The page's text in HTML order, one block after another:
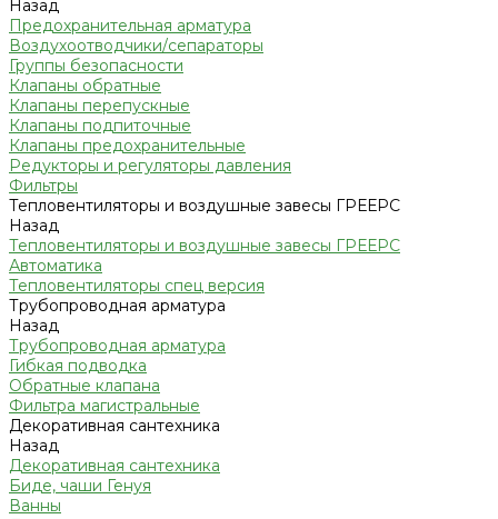
Назад
Предохранительная арматура
Воздухоотводчики/сепараторы
Группы безопасности
Клапаны обратные
Клапаны перепускные
Клапаны подпиточные
Клапаны предохранительные
Редукторы и регуляторы давления
Фильтры
Тепловентиляторы и воздушные завесы ГРЕЕРС
Назад
Тепловентиляторы и воздушные завесы ГРЕЕРС
Автоматика
Тепловентиляторы спец версия
Трубопроводная арматура
Назад
Трубопроводная арматура
Гибкая подводка
Обратные клапана
Фильтра магистральные
Декоративная сантехника
Назад
Декоративная сантехника
Биде, чаши Генуя
Ванны